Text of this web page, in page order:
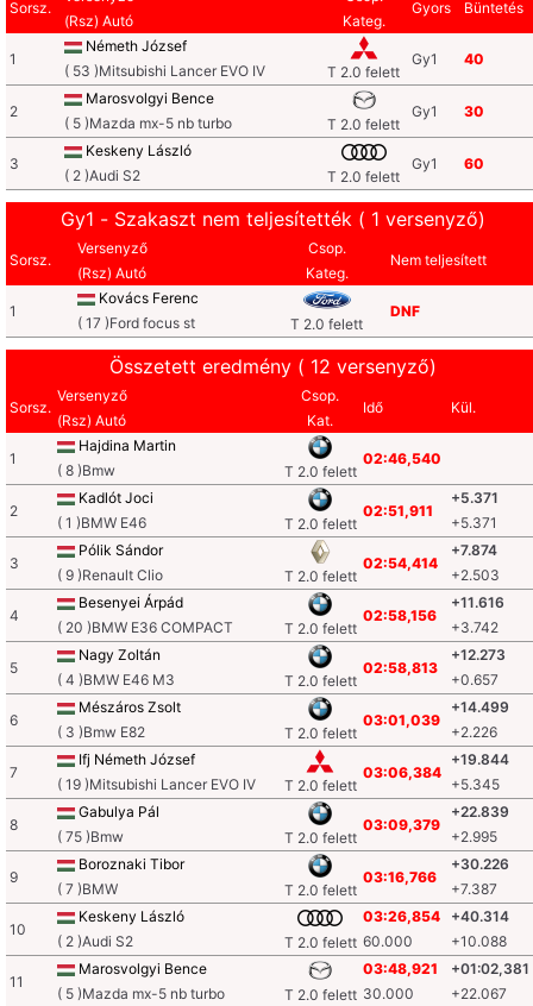
Sorsz.
(Rsz) Autó
Kateg.
Gyors Büntetés
1
Németh József
( 53 )Mitsubishi Lancer EVO IV
T 2.0 felett
Gy1 40
2
Marosvolgyi Bence
( 5 )Mazda mx-5 nb turbo
T 2.0 felett
Gy1 30
3
Keskeny László
( 2 )Audi S2
T 2.0 felett
Gy1 60
Gy1 - Szakaszt nem teljesítették ( 1 versenyző)
Sorsz.
Versenyző
(Rsz) Autó
Csop.
Kateg.
Nem teljesített
1
Kovács Ferenc
( 17 )Ford focus st
T 2.0 felett
DNF
Összetett eredmény ( 12 versenyző)
Sorsz.
Versenyző
(Rsz) Autó
Csop.
Kat.
Idő Kül.
1
Hajdina Martin
( 8 )Bmw
T 2.0 felett
02:46,540
2
Kadlót Joci
( 1 )BMW E46
T 2.0 felett
02:51,911
+5.371
+5.371
3
Pólik Sándor
( 9 )Renault Clio
T 2.0 felett
02:54,414
+7.874
+2.503
4
Besenyei Árpád
( 20 )BMW E36 COMPACT
T 2.0 felett
02:58,156
+11.616
+3.742
5
Nagy Zoltán
( 4 )BMW E46 M3
T 2.0 felett
02:58,813
+12.273
+0.657
6
Mészáros Zsolt
( 3 )Bmw E82
T 2.0 felett
03:01,039
+14.499
+2.226
7
Ifj Németh József
( 19 )Mitsubishi Lancer EVO IV
T 2.0 felett
03:06,384
+19.844
+5.345
8
Gabulya Pál
( 75 )Bmw
T 2.0 felett
03:09,379
+22.839
+2.995
9
Boroznaki Tibor
( 7 )BMW
T 2.0 felett
03:16,766
+30.226
+7.387
10
Keskeny László
( 2 )Audi S2
T 2.0 felett
03:26,854
60.000
+40.314
+10.088
11
Marosvolgyi Bence
( 5 )Mazda mx-5 nb turbo
T 2.0 felett
03:48,921
30.000
+01:02,381
+22.067